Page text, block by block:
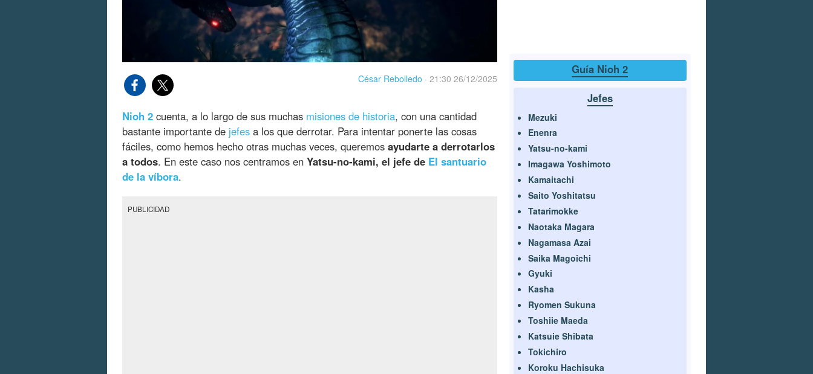
César Rebolledo · 21:30 26/12/2025
Nioh 2 cuenta, a lo largo de sus muchas misiones de historia, con una cantidad
bastante importante de jefes a los que derrotar. Para intentar ponerte las cosas
fáciles, como hemos hecho otras muchas veces, queremos ayudarte a derrotarlos
a todos. En este caso nos centramos en Yatsu-no-kami, el jefe de El santuario
de la víbora.
PUBLICIDAD
Guía Nioh 2
Jefes
Mezuki
Enenra
Yatsu-no-kami
Imagawa Yoshimoto
Kamaitachi
Saito Yoshitatsu
Tatarimokke
Naotaka Magara
Nagamasa Azai
Saika Magoichi
Gyuki
Kasha
Ryomen Sukuna
Toshiie Maeda
Katsuie Shibata
Tokichiro
Koroku Hachisuka